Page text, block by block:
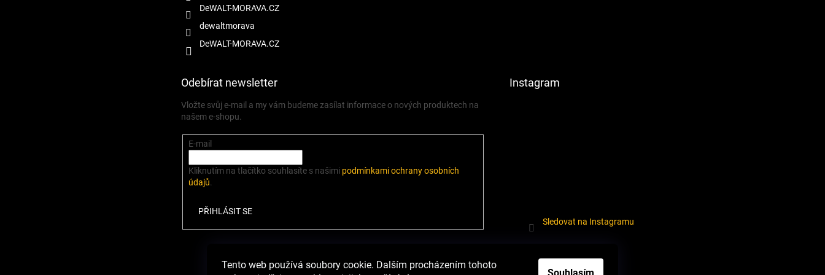
Tento web používá soubory cookie. Dalším procházením tohoto
DeWALT-MORAVA.CZ
dewaltmorava
DeWALT-MORAVA.CZ
Odebírat newsletter
Vložte svůj e-mail a my vám budeme zasílat informace o nových produktech na
našem e-shopu.
E-mail
Kliknutím na tlačítko souhlasíte s našimi podmínkami ochrany osobních
údajů.
PŘIHLÁSIT SE
Instagram
Sledovat na Instagramu
Zboží.cz Heureka.cz Podmínky ochrany osobních údajů Odstoupení od smlouvy